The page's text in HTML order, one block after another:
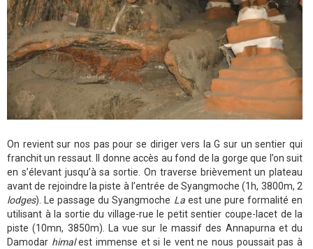
On revient sur nos pas pour se diriger vers la G sur un sentier qui
franchit un ressaut. Il donne accès au fond de la gorge que l’on suit
en s’élevant jusqu’à sa sortie. On traverse brièvement un plateau
avant de rejoindre la piste à l’entrée de Syangmoche (1h, 3800m, 2
lodges). Le passage du Syangmoche Laest une pure formalité en
utilisant à la sortie du village-rue le petit sentier coupe-lacet de la
piste (10mn, 3850m). La vue sur le massif des Annapurna et du
Damodar himalest immense et si le vent ne nous poussait pas à